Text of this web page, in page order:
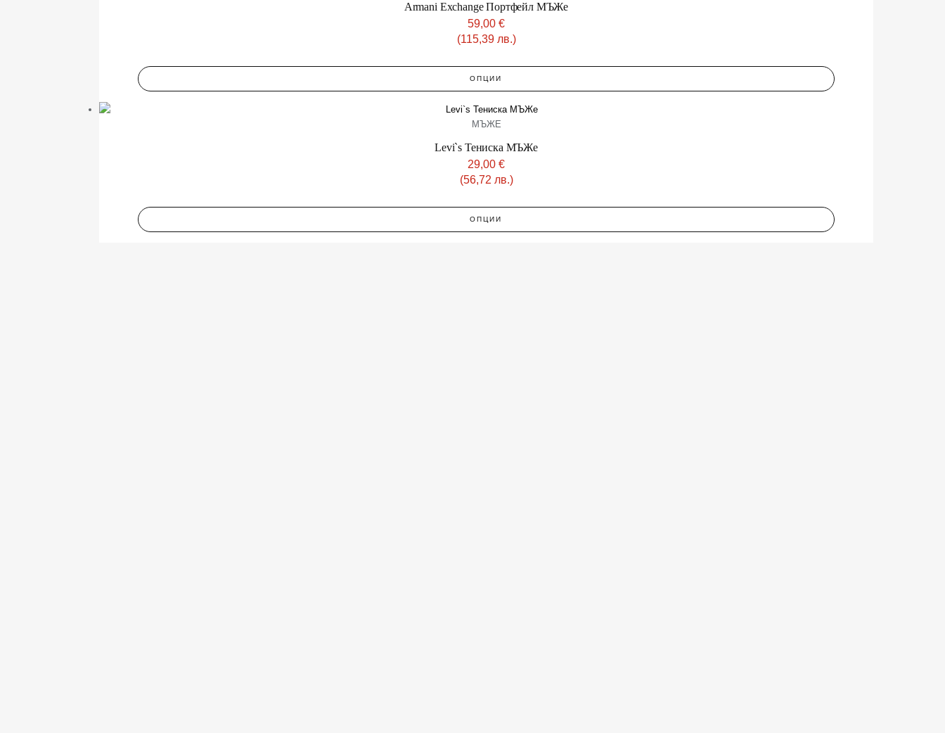
Armani Exchange Портфейл МЪЖe
59,00 €
(115,39 лв.)
ОПЦИИ
МЪЖЕ
Levi`s Тениска МЪЖe
29,00 €
(56,72 лв.)
ОПЦИИ